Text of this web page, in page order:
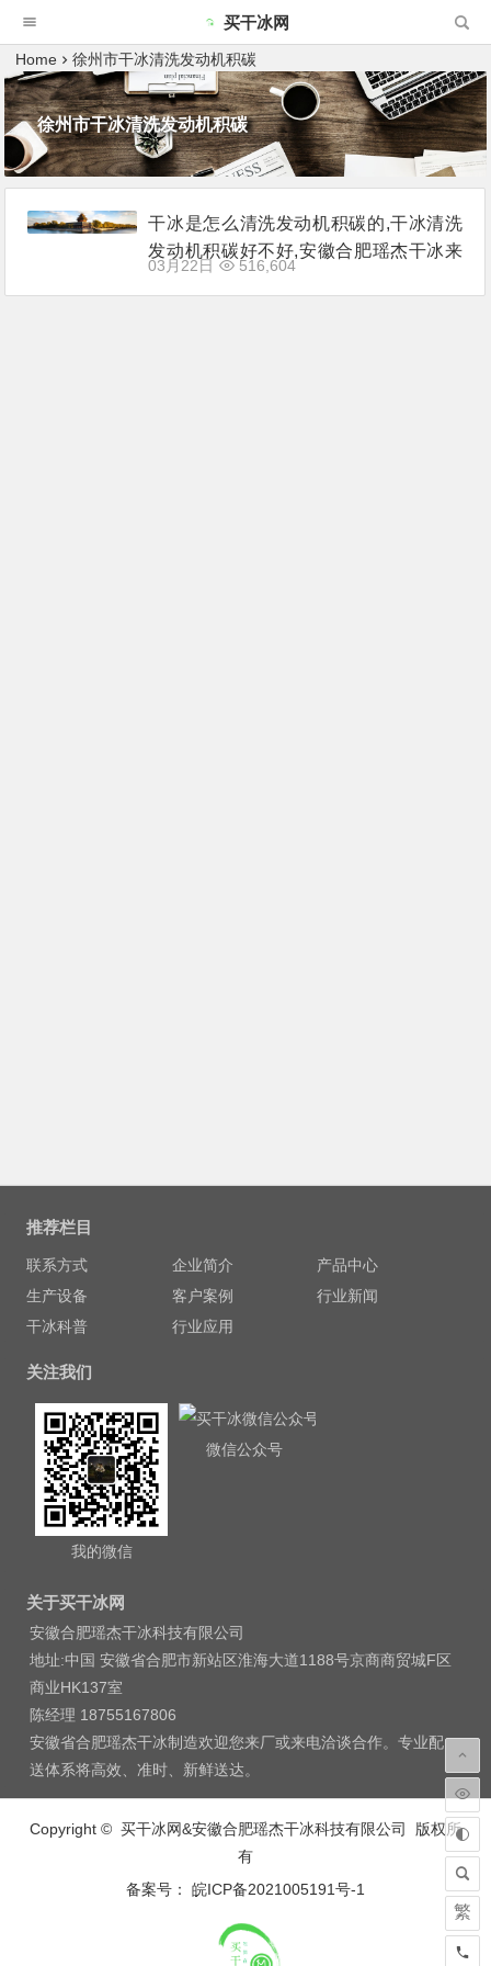
买干冰网
Home 徐州市干冰清洗发动机积碳
徐州市干冰清洗发动机积碳
干冰是怎么清洗发动机积碳的,干冰清洗
发动机积碳好不好,安徽合肥瑶杰干冰来
说说
03月22日 516,604
推荐栏目
联系方式 企业简介
产品中心
生产设备
客户案例
行业新闻
干冰科普
行业应用
关注我们
我的微信
微信公众号
关于买干冰网
安徽合肥瑶杰干冰科技有限公司
地址:中国 安徽省合肥市新站区淮海大道1188号京商商贸城F区
商业HK137室
陈经理 18755167806
安徽省合肥瑶杰干冰制造欢迎您来厂或来电洽谈合作。专业配
送体系将高效、准时、新鲜送达。
Copyright © 买干冰网&安徽合肥瑶杰干冰科技有限公司 版权所
有
备案号： 皖ICP备2021005191号-1
繁